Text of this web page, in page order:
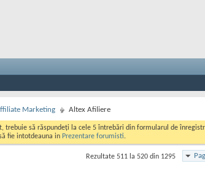
Marketing Altex Afiliere
trebuie să răspundeți la cele 5 întrebări din formularul de
fie intotdeauna in Prezentare forumisti.
Rezultate 511 la 520 din 1295